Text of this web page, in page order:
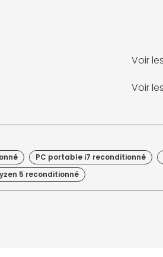
Voir
Voir
PC portable i7 reconditionné
5 reconditionné